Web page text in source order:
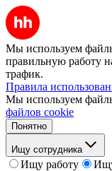
Мы используем
правильную работу
трафик.
Правила
Мы используем
файлов cookie
Понятно
Ищу сотрудника
Ищу работу